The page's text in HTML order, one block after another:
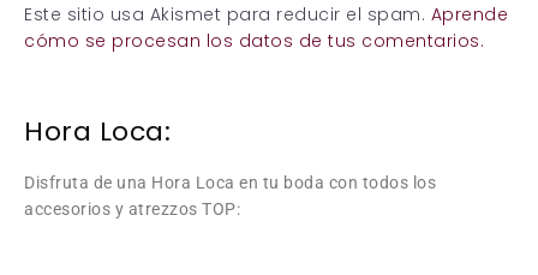
Este sitio usa Akismet para reducir el spam. Aprende
cómo se procesan los datos de tus comentarios.
Hora Loca:
Disfruta de una Hora Loca en tu boda con todos los
accesorios y atrezzos TOP: